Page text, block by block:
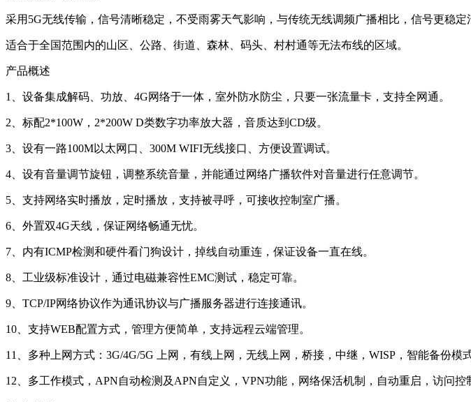
采用5G无线传输，信号清晰稳定，不受雨雾天气影响，与传统无线调频广播相比，信号更稳
适合于全国范围内的山区、公路、街道、森林、码头、村村通等无法布线的区域。
产品概述
1、设备集成解码、功放、4G网络于一体，室外防水防尘，只要一张流量卡，支持全网通。
2、标配2*100W，2*200W D类数字功率放大器，音质达到CD级。
3、设有一路100M以太网口、300M WIFI无线接口、方便设置调试。
4、设有音量调节旋钮，调整系统音量，并能通过网络广播软件对音量进行任意调节。
5、支持网络实时播放，定时播放，支持被寻呼，可接收控制室广播。
6、外置双4G天线，保证网络畅通无忧。
7、内有ICMP检测和硬件看门狗设计，掉线自动重连，保证设备一直在线。
8、工业级标准设计，通过电磁兼容性EMC测试，稳定可靠。
9、TCP/IP网络协议作为通讯协议与广播服务器进行连接通讯。
10、支持WEB配置方式，管理方便简单，支持远程云端管理。
11、多种上网方式：3G/4G/5G 上网，有线上网，无线上网，桥接，中继，WISP，智能备份模式
12、多工作模式，APN自动检测及APN自定义，VPN功能，网络保活机制，自动重启，访问